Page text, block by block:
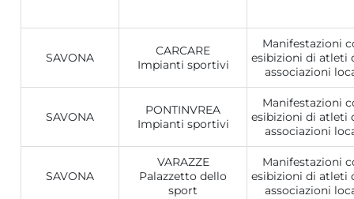
SAVONA
CARCARE
Impianti sportivi
Manifestazioni
esibizioni di atleti
associazioni
SAVONA
PONTINVREA
Impianti sportivi
Manifestazioni
esibizioni di atleti
associazioni
SAVONA
VARAZZE
Palazzetto dello
sport
Manifestazioni
esibizioni di atleti
associazioni